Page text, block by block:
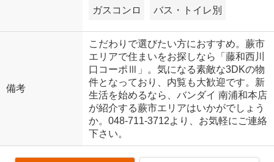
ガスコンロ バス・トイレ別
備考
こだわりで選びたい方におすすめ。蕨市
エリアで住まいをお探しなら「藤和西川
口コーポⅢ」。気になる素敵な3DKの物
件となっており、内覧も大歓迎です。新
生活を始めるなら、バンダイ 南浦和本店
が紹介する蕨市エリアはいかがでしょう
か。048-711-3712より、お気軽にご連絡
下さい。